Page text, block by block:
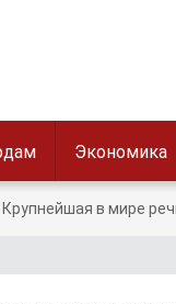
Экономика
Крупнейшая в мире